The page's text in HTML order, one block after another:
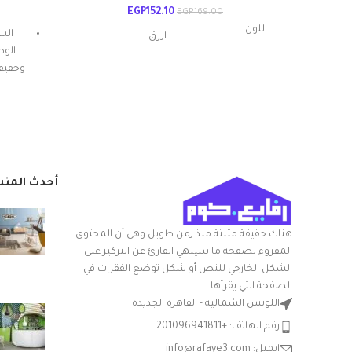
EGP169.00
EGP152.10
اللون
ازرق
التعامل مع المواد
شكل السلعة مستطيلي
مع غطاء نعم
الشركة المصنعة الوطنية
نوع الوعاء
إنه
هناك حقيقة مثبتة منذ زمن طويل وهي أن المحتوى
المقروء لصفحة ما سيلهي القارئ عن التركيز على
الشكل الخارجي للنص أو شكل توضع الفقرات في
الصفحة التي يقرأها.
اللوتس الشمالية - القاهرة الجديدة
رقم الهاتف: +201096941811
إيميل: info@rafaye3.com
أحدث